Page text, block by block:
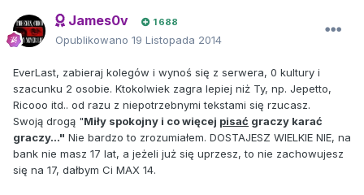
James0v 1 688
Opublikowano 19 Listopada 2014
EverLast, zabieraj kolegów i wynoś się z serwera, 0 kultury i
szacunku 2 osobie. Ktokolwiek zagra lepiej niż Ty, np. Jepetto,
Ricooo itd.. od razu z niepotrzebnymi tekstami się rzucasz.
Swoją drogą "Miły spokojny i co więcej pisać graczy karać
graczy..." Nie bardzo to zrozumiałem. DOSTAJESZ WIELKIE NIE, na
bank nie masz 17 lat, a jeżeli już się uprzesz, to nie zachowujesz
się na 17, dałbym Ci MAX 14.